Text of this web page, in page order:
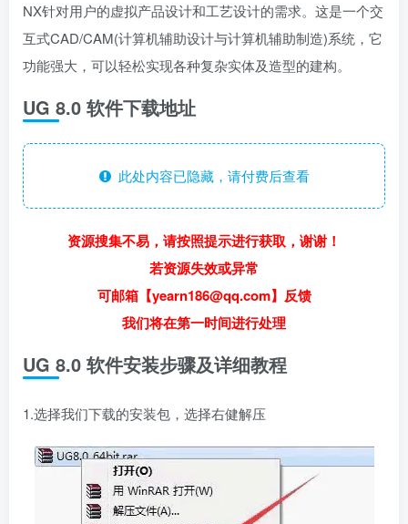
NX针对用户的虚拟产品设计和工艺设计的需求。这是一个交
互式CAD/CAM(计算机辅助设计与计算机辅助制造)系统，它
功能强大，可以轻松实现各种复杂实体及造型的建构。
​UG 8.0 软件下载地址
此处内容已隐藏，请付费后查看
资源搜集不易，请按照提示进行获取，谢谢！
若资源失效或异常
可邮箱【yearn186@qq.com】反馈
我们将在第一时间进行处理
​UG 8.0 软件安装步骤及详细教程
1.选择我们下载的安装包，选择右健解压